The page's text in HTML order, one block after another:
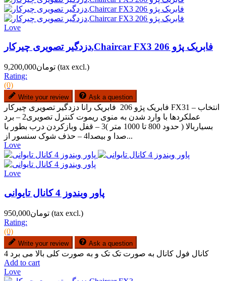
Love
دزدگیر تصویری چیرکار,Chaircar FX3 فابریک پژو 206
تومان9,200,000 (tax excl.)
Rating:
(0)
Write your review Ask a question
فابریک پژو 206 فابریک رانا دزدگیر تصویری چیرکار FX31 – انتخاب
عملکردها با وارد شدن به منوی ریموت کنترل تصویری2 – برد
بسیاربالا ( حدود 800 تا 1000 متر )3 – قفل وبازکردن درب بطور با
صدا و بیصدا4 – حذف شوک سنسور از...
Love
Love
پاور ویندوز 4 کانال تایوانی
تومان950,000 (tax excl.)
Rating:
(0)
Write your review Ask a question
4 کانال فول کانال به صورت تک تک و به صورت کلی بالا می برد
Add to cart
Love